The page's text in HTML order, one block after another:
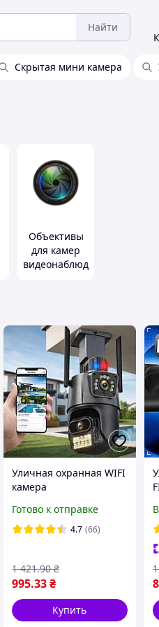
Найти
Скрытая мини камера
Объективы
для камер
видеонаблюд
Уличная охранная WIFI
камера
(6MP, Full HD) Dual Lens
/ (6MP, Full HD) Dual
Готово к отправке
4.7 (66)
995.33₴
1 421.90 ₴
Купить